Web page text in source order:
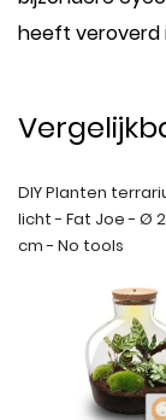
heeft veroverd
DIY Planten
licht - Fat Joe - Ø
cm - No tools